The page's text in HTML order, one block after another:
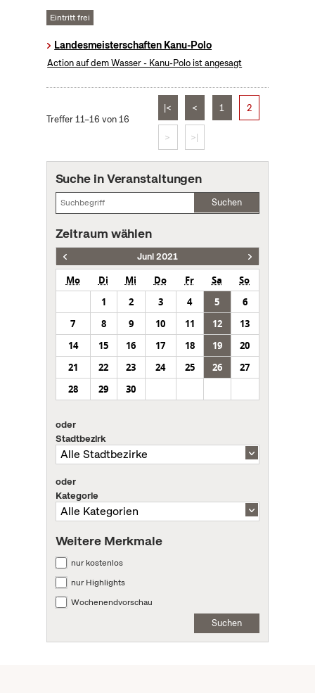
Eintritt frei
Landesmeisterschaften Kanu-Polo
Action auf dem Wasser - Kanu-Polo ist angesagt
Treffer 11–16 von 16
|< < 1 2
> >|
Suche in Veranstaltungen
Suchen
Zeitraum wählen
Juni 2021
Mo Di Mi Do Fr Sa
So
1
2 3 4 5
6
7
8 9 10 11 12
13
14
15 16 17 18 19
20
21
22 23 24 25 26
27
28
29 30
oder
Stadtbezirk
oder
Kategorie
Weitere Merkmale
nur kostenlos
nur Highlights
Wochenendvorschau
Suchen